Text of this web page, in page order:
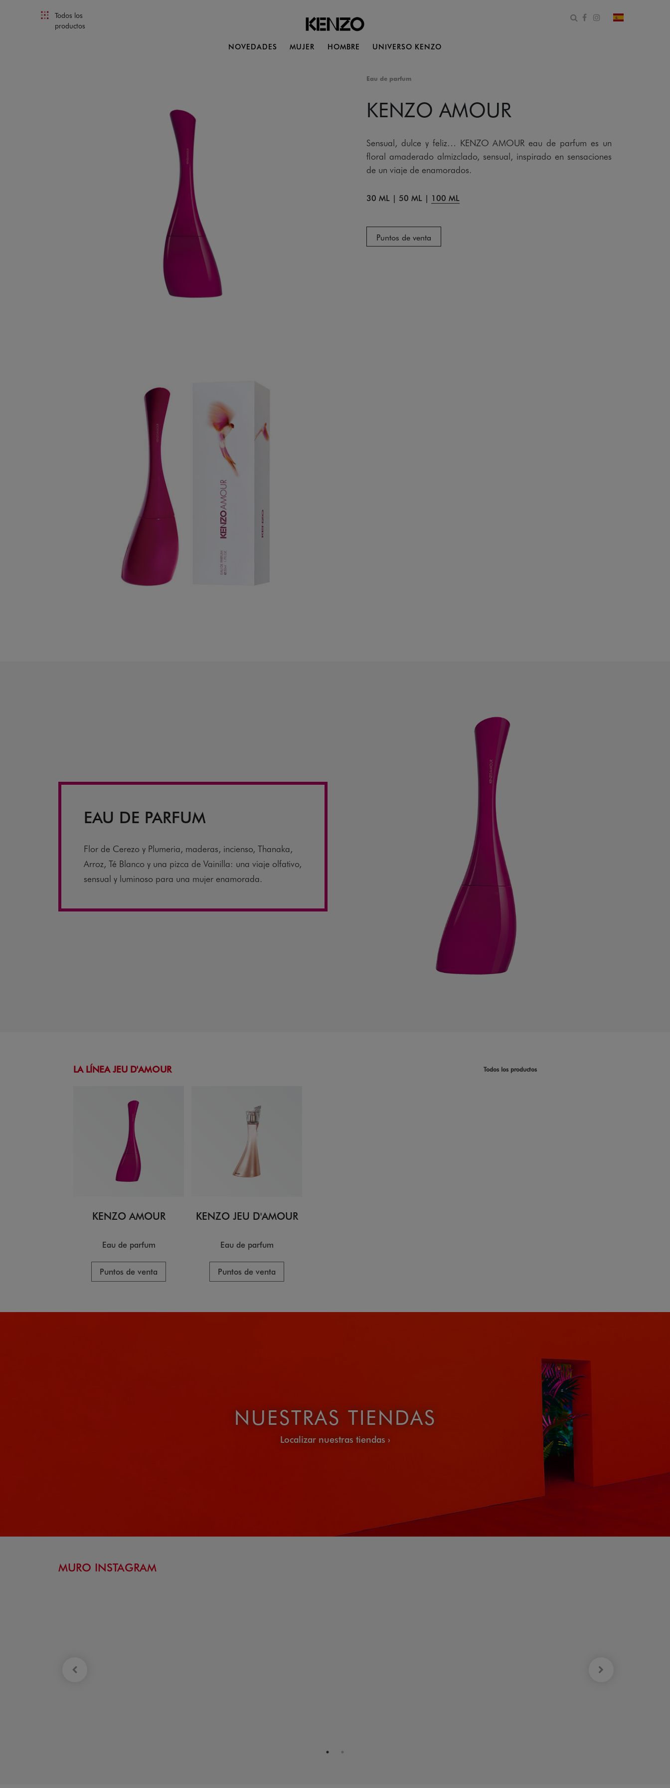
Todos los
productos
Abrir formulario de
Facebook
Instagram
cambiar país
NOVEDADES MUJER HOMBRE UNIVERSO KENZO
Eau de parfum
KENZO AMOUR
Sensual, dulce y feliz… KENZO AMOUR eau de parfum es un
floral amaderado almizclado, sensual, inspirado en sensaciones
de un viaje de enamorados.
30 ML | 50 ML | 100 ML
Puntos de venta
EAU DE PARFUM
Flor de Cerezo y Plumeria, maderas, incienso, Thanaka,
Arroz, Té Blanco y una pizca de Vainilla: una viaje olfativo,
sensual y luminoso para una mujer enamorada.
LA LÍNEA JEU D'AMOUR Todos los productos
KENZO AMOUR
Eau de parfum
Puntos de venta
KENZO JEU D'AMOUR
Eau de parfum
Puntos de venta
NUESTRAS TIENDAS
Localizar nuestras tiendas
MURO INSTAGRAM